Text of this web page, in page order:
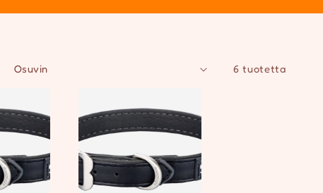
6 tuotetta